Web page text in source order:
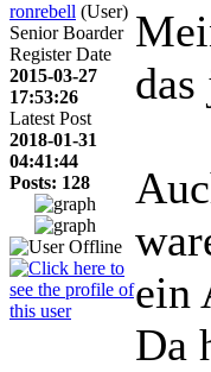
ronrebell (User)
Senior Boarder
Register Date
2015-03-27
17:53:26
Latest Post
2018-01-31
04:41:44
Posts: 128
ein
Da